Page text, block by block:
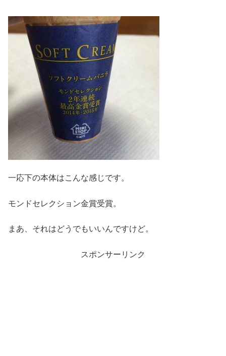
一応下の本体はこんな感じです。
モンドセレクション金賞受賞。
まあ、それはどうでもいいんですけど。
スポンサーリンク